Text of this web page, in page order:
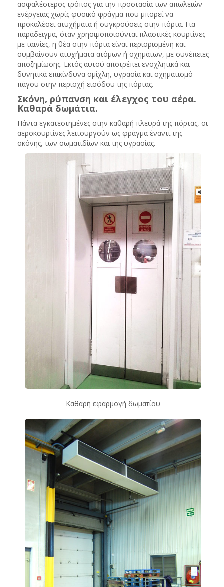
ασφαλέστερος τρόπος για την προστασία των απωλειών
ενέργειας χωρίς φυσικό φράγμα που μπορεί να
προκαλέσει ατυχήματα ή συγκρούσεις στην πόρτα. Για
παράδειγμα, όταν χρησιμοποιούνται πλαστικές κουρτίνες
με ταινίες, η θέα στην πόρτα είναι περιορισμένη και
συμβαίνουν ατυχήματα ατόμων ή οχημάτων, με συνέπειες
αποζημίωσης. Εκτός αυτού αποτρέπει ενοχλητικά και
δυνητικά επικίνδυνα ομίχλη, υγρασία και σχηματισμό
πάγου στην περιοχή εισόδου της πόρτας.
Σκόνη, ρύπανση και έλεγχος του αέρα.
Καθαρά δωμάτια.
Πάντα εγκατεστημένες στην καθαρή πλευρά της πόρτας, οι
αεροκουρτίνες λειτουργούν ως φράγμα έναντι της
σκόνης, των σωματιδίων και της υγρασίας.
Καθαρή εφαρμογή δωματίου